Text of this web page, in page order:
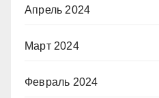
Апрель 2024
Март 2024
Февраль 2024